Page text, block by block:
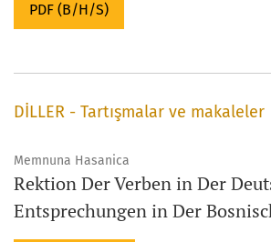
PDF (B/H/S)
DİLLER - Tartışmalar ve makaleler
Memnuna Hasanica
Rektion Der Verben in Der
Entsprechungen in Der